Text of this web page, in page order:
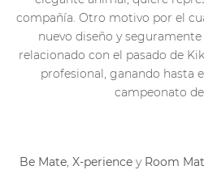
compañía. Otro motivo por el
nuevo diseño y
relacionado con el pasado de
profesional, ganando hasta
campeonato de
Be Mate, X-perience yRoom